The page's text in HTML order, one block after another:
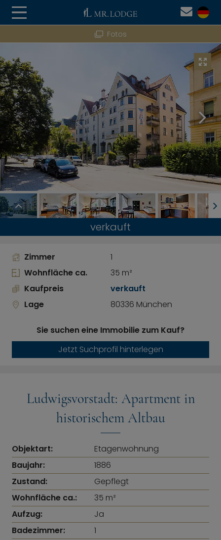
Fotos
verkauft
Zimmer
1
Wohnfläche ca.
35 m²
Kaufpreis
verkauft
Lage
80336 München
Sie suchen eine Immobilie zum Kauf?
Jetzt Suchprofil hinterlegen
Ludwigsvorstadt: Apartment in
historischem Altbau
Objektart:
Etagenwohnung
Baujahr:
1886
Zustand:
Gepflegt
Wohnfläche ca.:
35 m²
Aufzug:
Ja
Badezimmer:
1